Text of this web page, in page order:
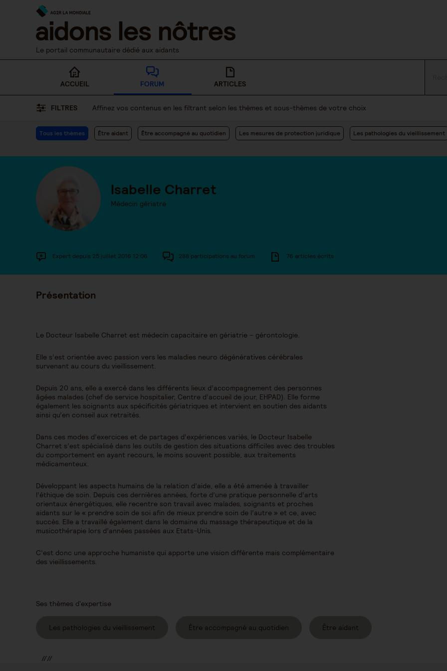
Le portail communautaire dédié aux aidants
ACCUEIL FORUM ARTICLES
FILTRES Affinez vos contenus en les filtrant selon les thèmes et sous-thèmes de votre choix
Tous les thèmes Être aidant Être accompagné au quotidien Les mesures de protection juridique Les pathologies du vieillissement
Isabelle Charret
Médecin gériatre
Expert depuis 25 juillet 2016 12:06 288 participations au forum 76 articles écrits
Présentation
Le Docteur Isabelle Charret est médecin capacitaire en gériatrie – gérontologie.
Elle s’est orientée avec passion vers les maladies neuro dégénératives cérébrales
survenant au cours du vieillissement.
Depuis 20 ans, elle a exercé dans les différents lieux d’accompagnement des personnes
âgées malades (chef de service hospitalier, Centre d’accueil de jour, EHPAD). Elle forme
également les soignants aux spécificités gériatriques et intervient en soutien des aidants
ainsi qu’en conseil aux retraités.
Dans ces modes d’exercices et de partages d’expériences variés, le Docteur Isabelle
Charret s’est spécialisé dans les outils de gestion des situations difficiles avec des troubles
du comportement en ayant recours, le moins souvent possible, aux traitements
médicamenteux.
Développant les aspects humains de la relation d’aide, elle a été amenée à travailler
l’éthique de soin. Depuis ces dernières années, forte d’une pratique personnelle d’arts
orientaux énergétiques, elle recentre son travail avec malades, soignants et proches
aidants sur le « prendre soin de soi afin de mieux prendre soin de l’autre » et ce, avec
succès. Elle a travaillé également dans le domaine du massage thérapeutique et de la
musicothérapie lors d’années passées aux Etats-Unis.
C’est donc une approche humaniste qui apporte une vision différente mais complémentaire
des vieillissements.
Ses thèmes d'expertise
Les pathologies du vieillissement Être accompagné au quotidien Être aidant
////